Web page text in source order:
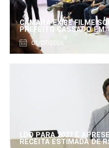
CÂMARA EXIBE FILME
PREFEITO CASSADO EM
01/07/2026
LDO PARA 2027 É
RECEITA ESTIMADA DE